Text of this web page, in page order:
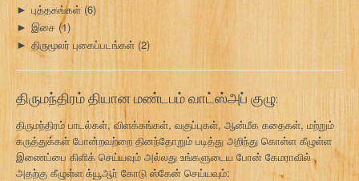
► புத்தகங்கள் (6)
► இசை (1)
► திருமூலர் புகைப்படங்கள் (2)
திருமந்திரம் தியான மண்டபம் வாட்ஸ்அப் குழு:
திருமந்திரம் பாடல்கள், விளக்கங்கள், வகுப்புகள், ஆன்மீக கதைகள், மற்றும்
கருத்துக்கள் போன்றவற்றை தினந்தோறும் படித்து அறிந்து கொள்ள கீழுள்ள
இணைப்பை கிளிக் செய்யவும் அல்லது உங்களுடைய போன் கேமராவில்
அதற்கு கீழுள்ள க்யூஆர் கோடு ஸ்கேன் செய்யவும்: